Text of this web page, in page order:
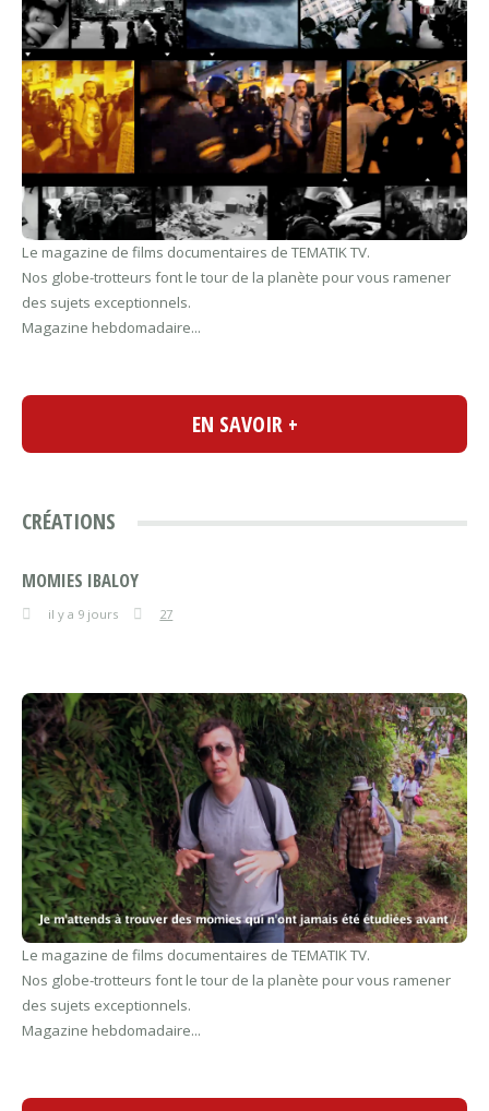
Le magazine de films documentaires de TEMATIK TV.
Nos globe-trotteurs font le tour de la planète pour vous ramener
des sujets exceptionnels.
Magazine hebdomadaire...
EN SAVOIR +
CRÉATIONS
MOMIES IBALOY
il y a 9 jours 27
Le magazine de films documentaires de TEMATIK TV.
Nos globe-trotteurs font le tour de la planète pour vous ramener
des sujets exceptionnels.
Magazine hebdomadaire...